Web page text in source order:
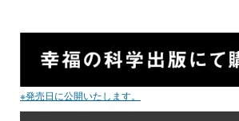
※発売日に公開いたします。